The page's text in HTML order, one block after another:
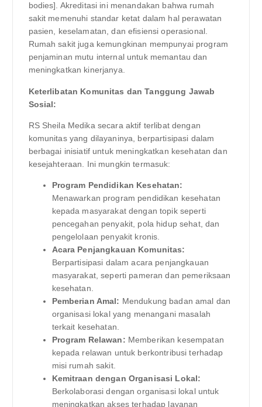
bodies]. Akreditasi ini menandakan bahwa rumah
sakit memenuhi standar ketat dalam hal perawatan
pasien, keselamatan, dan efisiensi operasional.
Rumah sakit juga kemungkinan mempunyai program
penjaminan mutu internal untuk memantau dan
meningkatkan kinerjanya.
Keterlibatan Komunitas dan Tanggung Jawab
Sosial:
RS Sheila Medika secara aktif terlibat dengan
komunitas yang dilayaninya, berpartisipasi dalam
berbagai inisiatif untuk meningkatkan kesehatan dan
kesejahteraan. Ini mungkin termasuk:
Program Pendidikan Kesehatan:
Menawarkan program pendidikan kesehatan
kepada masyarakat dengan topik seperti
pencegahan penyakit, pola hidup sehat, dan
pengelolaan penyakit kronis.
Acara Penjangkauan Komunitas:
Berpartisipasi dalam acara penjangkauan
masyarakat, seperti pameran dan pemeriksaan
kesehatan.
Pemberian Amal: Mendukung badan amal dan
organisasi lokal yang menangani masalah
terkait kesehatan.
Program Relawan: Memberikan kesempatan
kepada relawan untuk berkontribusi terhadap
misi rumah sakit.
Kemitraan dengan Organisasi Lokal:
Berkolaborasi dengan organisasi lokal untuk
meningkatkan akses terhadap layanan